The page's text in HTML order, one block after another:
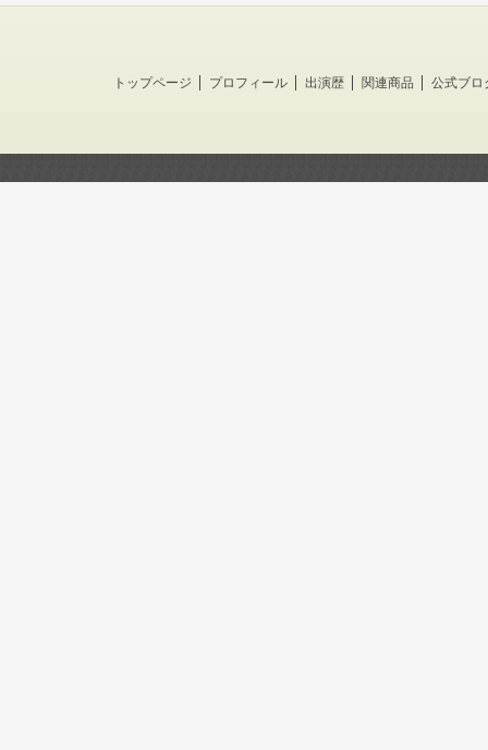
トップページ プロフィール 出演歴 関連商品 公式ブロ